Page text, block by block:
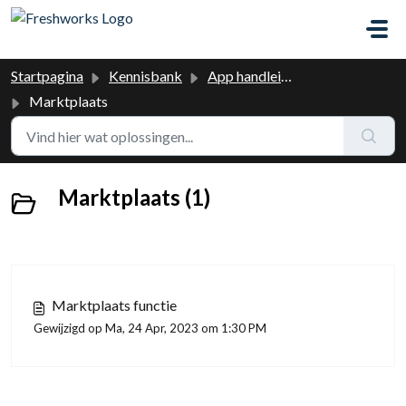
Doorgaan naar hoofdinhoud
Startpagina Kennisbank
App handleiding
Marktplaats
Marktplaats (1)
Marktplaats functie
Gewijzigd op Ma, 24 Apr, 2023 om 1:30 PM